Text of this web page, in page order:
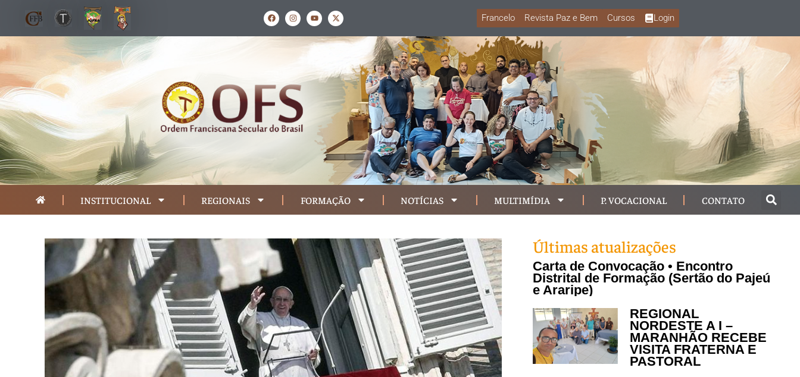
Francelo Revista Paz e Bem Cursos Login
INSTITUCIONAL REGIONAIS FORMAÇÃO NOTÍCIAS MULTIMÍDIA P. VOCACIONAL CONTATO
Últimas atualizações
Carta de Convocação • Encontro
Distrital de Formação (Sertão do Pajeú
e Araripe)
REGIONAL
NORDESTE A I –
MARANHÃO RECEBE
VISITA FRATERNA E
PASTORAL